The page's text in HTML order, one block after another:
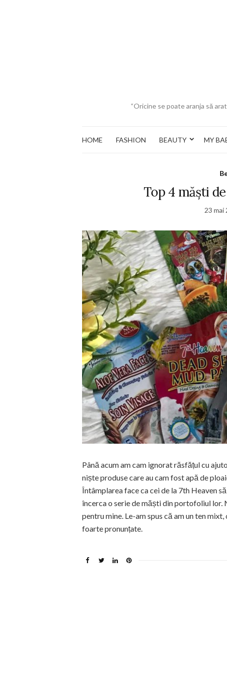
“Oricine se poate aranja să
HOME FASHION BEAUTY MY
Top 4 măști
23 mai
Până acum am cam ignorat răsfățul cu
niște produse care au cam fost apă de
Întâmplarea face ca cei de la 7th Heaven
încerca o serie de măști din portofoliul lor.
pentru mine. Le-am spus că am un ten
foarte pronunțate.